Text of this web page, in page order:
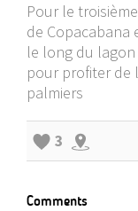
Pour le
de Copacabana
le long du
pour profiter de
palmiers
3
Comments